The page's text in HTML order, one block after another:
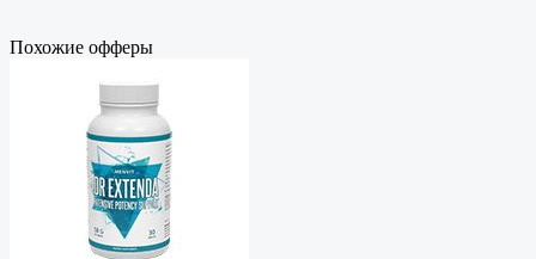
Похожие офферы